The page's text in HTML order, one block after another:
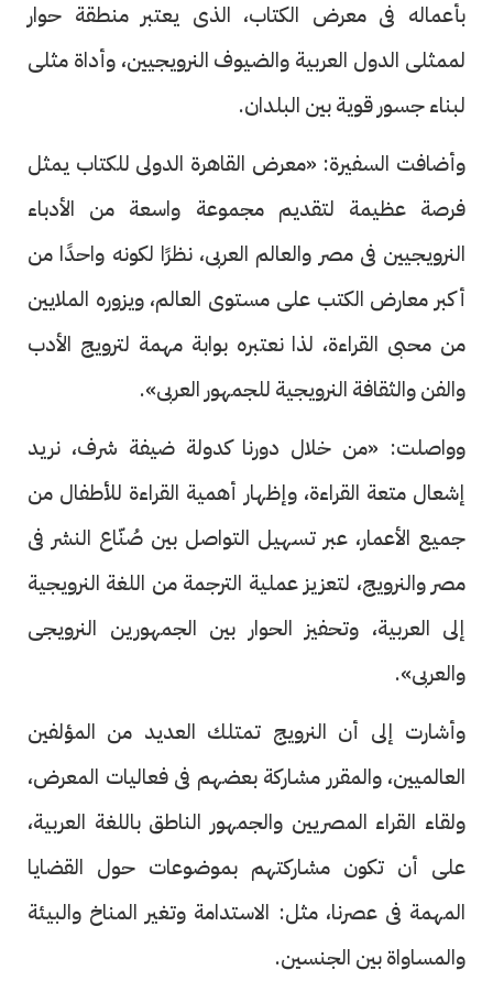
بأعماله فى معرض الكتاب، الذى يعتبر منطقة حوار
لممثلى الدول العربية والضيوف النرويجيين، وأداة مثلى
لبناء جسور قوية بين البلدان.
وأضافت السفيرة: «معرض القاهرة الدولى للكتاب يمثل
فرصة عظيمة لتقديم مجموعة واسعة من الأدباء
النرويجيين فى مصر والعالم العربى، نظرًا لكونه واحدًا من
أكبر معارض الكتب على مستوى العالم، ويزوره الملايين
من محبى القراءة، لذا نعتبره بوابة مهمة لترويج الأدب
والفن والثقافة النرويجية للجمهور العربى».
وواصلت: «من خلال دورنا كدولة ضيفة شرف، نريد
إشعال متعة القراءة، وإظهار أهمية القراءة للأطفال من
جميع الأعمار، عبر تسهيل التواصل بين صُنّاع النشر فى
مصر والنرويج، لتعزيز عملية الترجمة من اللغة النرويجية
إلى العربية، وتحفيز الحوار بين الجمهورين النرويجى
والعربى».
وأشارت إلى أن النرويج تمتلك العديد من المؤلفين
العالميين، والمقرر مشاركة بعضهم فى فعاليات المعرض،
ولقاء القراء المصريين والجمهور الناطق باللغة العربية،
على أن تكون مشاركتهم بموضوعات حول القضايا
المهمة فى عصرنا، مثل: الاستدامة وتغير المناخ والبيئة
والمساواة بين الجنسين.